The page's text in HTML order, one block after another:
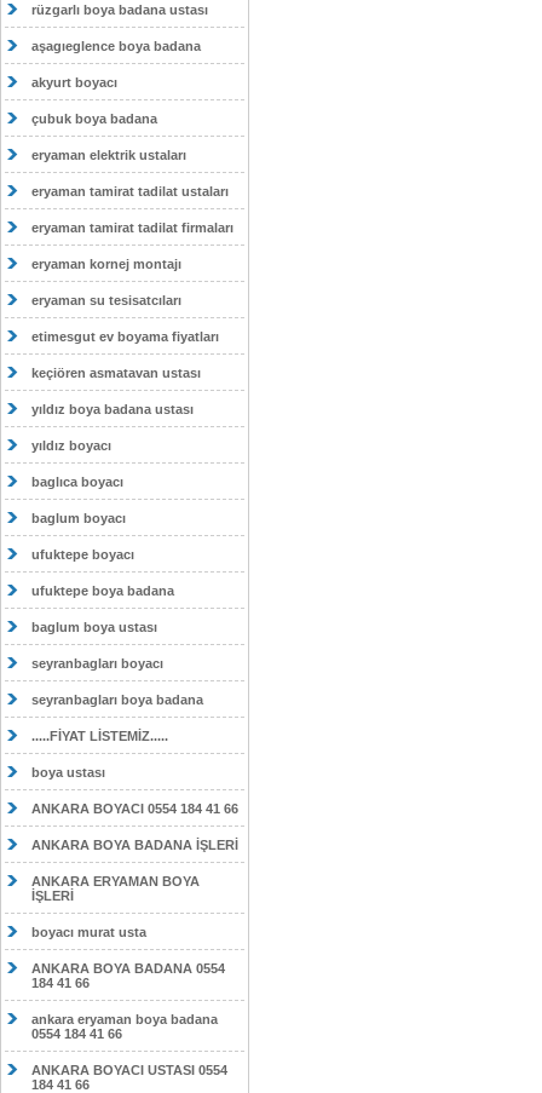
rüzgarlı boya badana ustası
aşagıeglence boya badana
akyurt boyacı
çubuk boya badana
eryaman elektrik ustaları
eryaman tamirat tadilat ustaları
eryaman tamirat tadilat firmaları
eryaman kornej montajı
eryaman su tesisatcıları
etimesgut ev boyama fiyatları
keçiören asmatavan ustası
yıldız boya badana ustası
yıldız boyacı
baglıca boyacı
baglum boyacı
ufuktepe boyacı
ufuktepe boya badana
baglum boya ustası
seyranbagları boyacı
seyranbagları boya badana
.....FİYAT LİSTEMİZ.....
boya ustası
ANKARA BOYACI 0554 184 41 66
ANKARA BOYA BADANA İŞLERİ
ANKARA ERYAMAN BOYA
İŞLERİ
boyacı murat usta
ANKARA BOYA BADANA 0554
184 41 66
ankara eryaman boya badana
0554 184 41 66
ANKARA BOYACI USTASI 0554
184 41 66